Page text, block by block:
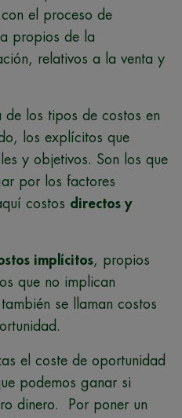
el proceso de
propios de la
relativos a la venta y
de los tipos de costos en
los explícitos que
y objetivos. Son los que
por los factores
costos directos y
implícitos, propios
que no implican
se llaman costos
el coste de oportunidad
podemos ganar si
dinero. Por poner un